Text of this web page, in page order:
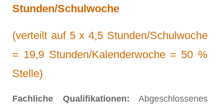
Stunden/Schulwoche
(verteilt auf 5 x 4,5 Stunden/Schulwoche
= 19,9 Stunden/Kalenderwoche = 50 %
Stelle)
Fachliche Qualifikationen: Abgeschlossenes